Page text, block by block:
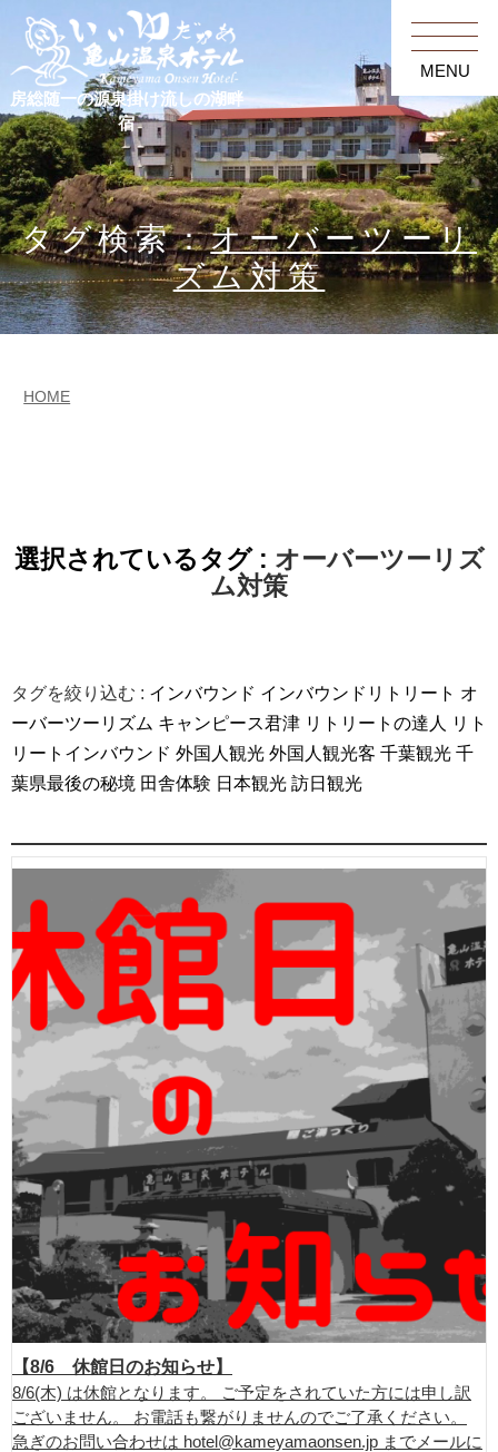
房総随一の源泉掛け流しの湖畔
宿
MENU
タグ検索：オーバーツーリ
ズム対策
HOME
選択されているタグ : オーバーツーリズ
ム対策
タグを絞り込む : インバウンド インバウンドリトリート オ
ーバーツーリズム キャンピース君津 リトリートの達人
リト
リートインバウンド 外国人観光 外国人観光客 千葉観光 千
葉県最後の秘境 田舎体験 日本観光 訪日観光
【8/6 休館日のお知らせ】
8/6(木) は休館となります。 ご予定をされていた方には申し訳
ございません。 お電話も繋がりませんのでご了承ください。
急ぎのお問い合わせは hotel@kameyamaonsen.jp までメールに